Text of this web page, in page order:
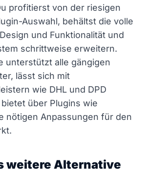
profitierst von der riesigen
Auswahl, behältst die volle
und Funktionalität und
schrittweise erweitern.
unterstützt alle gängigen
lässt sich mit
wie DHL und DPD
über Plugins wie
nötigen Anpassungen für den
weitere Alternative